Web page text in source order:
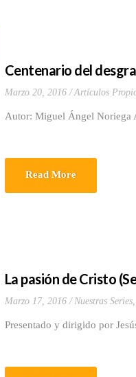
Centenario del
Marzo 20, 2016 Artículos
Autor: Miguel Ángel Noriega
Read More
La pasión de Cristo
Marzo 17, 2016 Nuestras Series,
Presentado y dirigido por